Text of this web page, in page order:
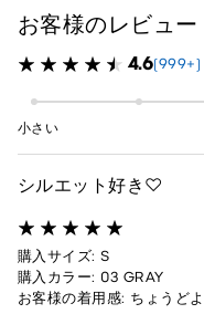
お客様のレビュー
4.6(999+)
小さい
シルエット好き♡
購入サイズ: S
購入カラー: 03 GRAY
お客様の着用感: ちょうど